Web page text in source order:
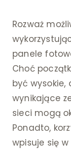
Rozważ
panele
Choć
być wysokie,
wynikające
sieci mogą
Ponadto,
wpisuje się